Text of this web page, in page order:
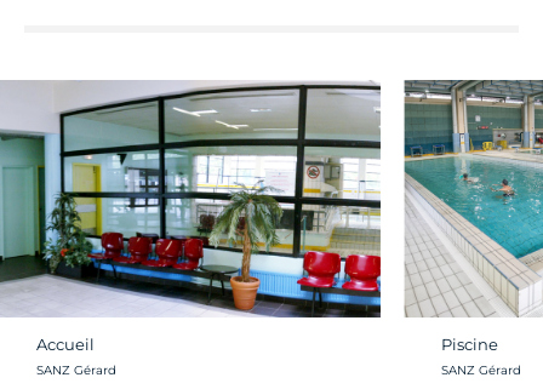
Accueil
Crédit photo :
SANZ Gérard
Piscine
Crédit photo :
SANZ Gérard